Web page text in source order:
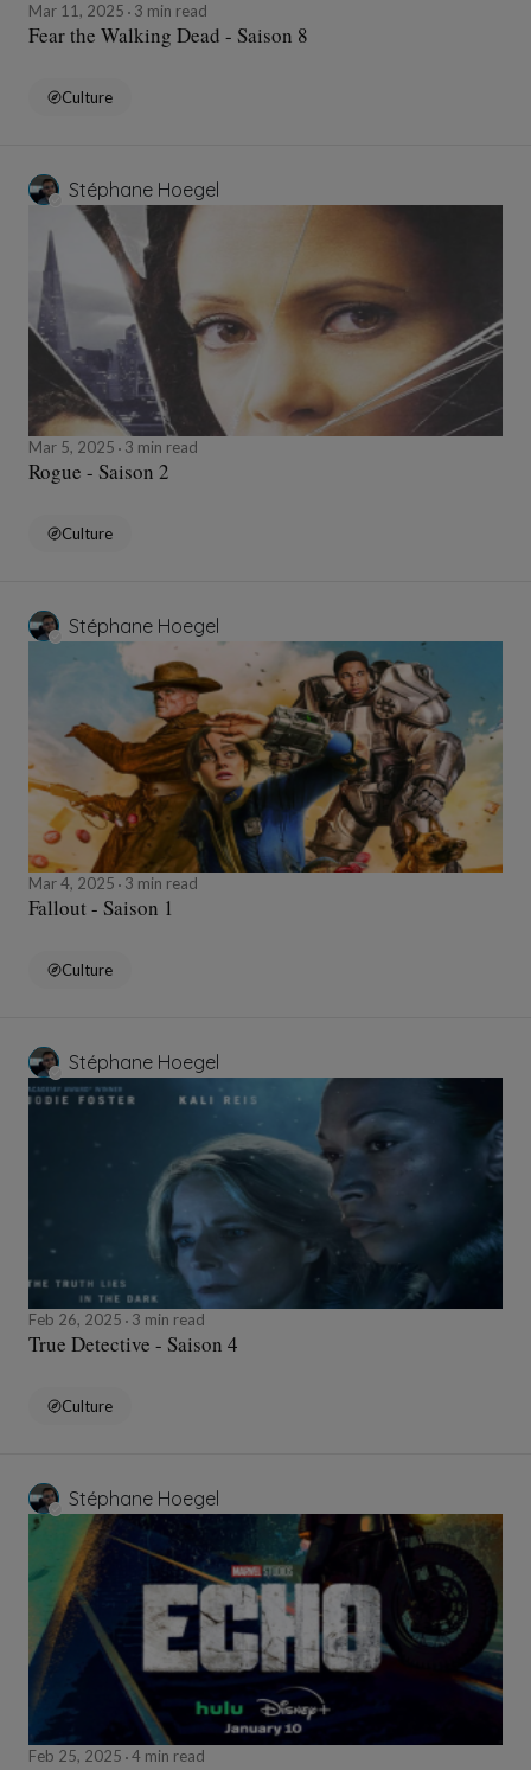
Mar 11, 2025 3 min read
Fear the Walking Dead - Saison 8
Culture
Stéphane Hoegel
Mar 5, 2025 3 min read
Rogue - Saison 2
Culture
Stéphane Hoegel
Mar 4, 2025 3 min read
Fallout - Saison 1
Culture
Stéphane Hoegel
Feb 26, 2025 3 min read
True Detective - Saison 4
Culture
Stéphane Hoegel
Feb 25, 2025 4 min read